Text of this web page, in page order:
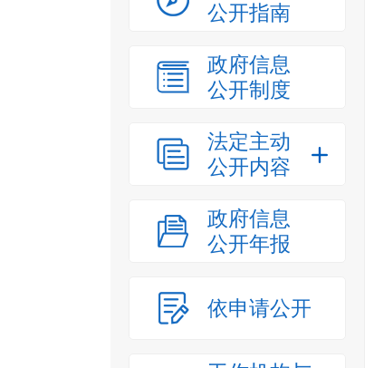
公开指南
政府信息
公开制度
法定主动
公开内容
政府信息
公开年报
依申请公开